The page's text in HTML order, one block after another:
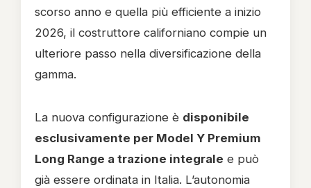
scorso anno e quella più efficiente a inizio
2026, il costruttore californiano compie un
ulteriore passo nella diversificazione della
gamma.
La nuova configurazione è disponibile
esclusivamente per Model Y Premium
Long Range a trazione integrale e può
già essere ordinata in Italia. L’autonomia